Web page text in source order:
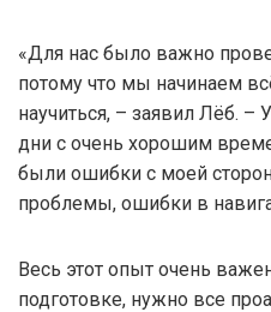
«Для нас было важно
потому что мы начинаем
научиться, – заявил Лёб.
дни с очень хорошим
были ошибки с моей
проблемы, ошибки в
Весь этот опыт очень
подготовке, нужно все